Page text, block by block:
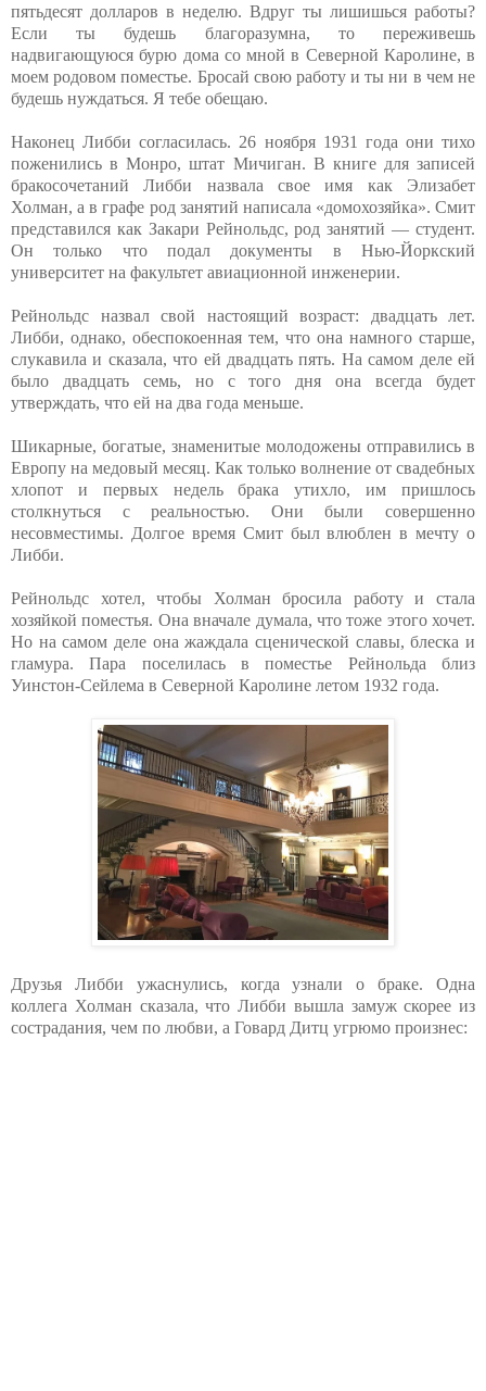
пятьдесят долларов в неделю. Вдруг ты лишишься работы?
Если ты будешь благоразумна, то переживешь
надвигающуюся бурю дома со мной в Северной Каролине, в
моем родовом поместье. Бросай свою работу и ты ни в чем не
будешь нуждаться. Я тебе обещаю.
Наконец Либби согласилась. 26 ноября 1931 года они тихо
поженились в Монро, штат Мичиган. В книге для записей
бракосочетаний Либби назвала свое имя как Элизабет
Холман, а в графе род занятий написала «домохозяйка». Смит
представился как Закари Рейнольдс, род занятий — студент.
Он только что подал документы в Нью-Йоркский
университет на факультет авиационной инженерии.
Рейнольдс назвал свой настоящий возраст: двадцать лет.
Либби, однако, обеспокоенная тем, что она намного старше,
слукавила и сказала, что ей двадцать пять. На самом деле ей
было двадцать семь, но с того дня она всегда будет
утверждать, что ей на два года меньше.
Шикарные, богатые, знаменитые молодожены отправились в
Европу на медовый месяц. Как только волнение от свадебных
хлопот и первых недель брака утихло, им пришлось
столкнуться с реальностью. Они были совершенно
несовместимы. Долгое время Смит был влюблен в мечту о
Либби.
Рейнольдс хотел, чтобы Холман бросила работу и стала
хозяйкой поместья. Она вначале думала, что тоже этого хочет.
Но на самом деле она жаждала сценической славы, блеска и
гламура. Пара поселилась в поместье Рейнольда близ
Уинстон-Сейлема в Северной Каролине летом 1932 года.
Друзья Либби ужаснулись, когда узнали о браке. Одна
коллега Холман сказала, что Либби вышла замуж скорее из
сострадания, чем по любви, а Говард Дитц угрюмо произнес: